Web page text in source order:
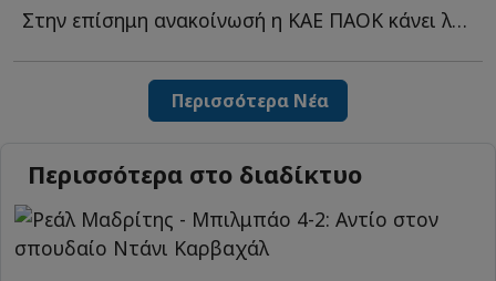
Στην επίσημη ανακοίνωσή η ΚΑΕ ΠΑΟΚ κάνει λόγο για μία σ...
Περισσότερα Νέα
Περισσότερα στο διαδίκτυο